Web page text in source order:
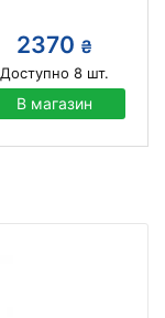
2370 ₴
Доступно 8шт.
В магазин